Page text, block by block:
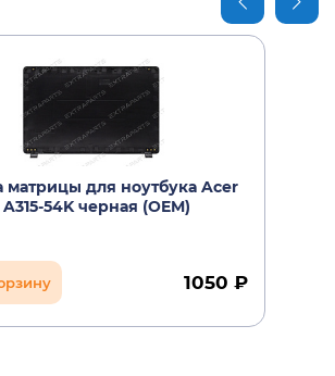
для ноутбука Acer
54K черная (OEM)
1050 ₽